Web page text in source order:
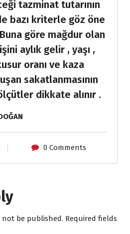
tazminat tutarının
bazı kriterle göz öne
göre mağdur olan
aylık gelir , yaşı ,
oranı ve kaza
sakatlanmasının
dikkate alınır .
0 Comments
be published. Required fields